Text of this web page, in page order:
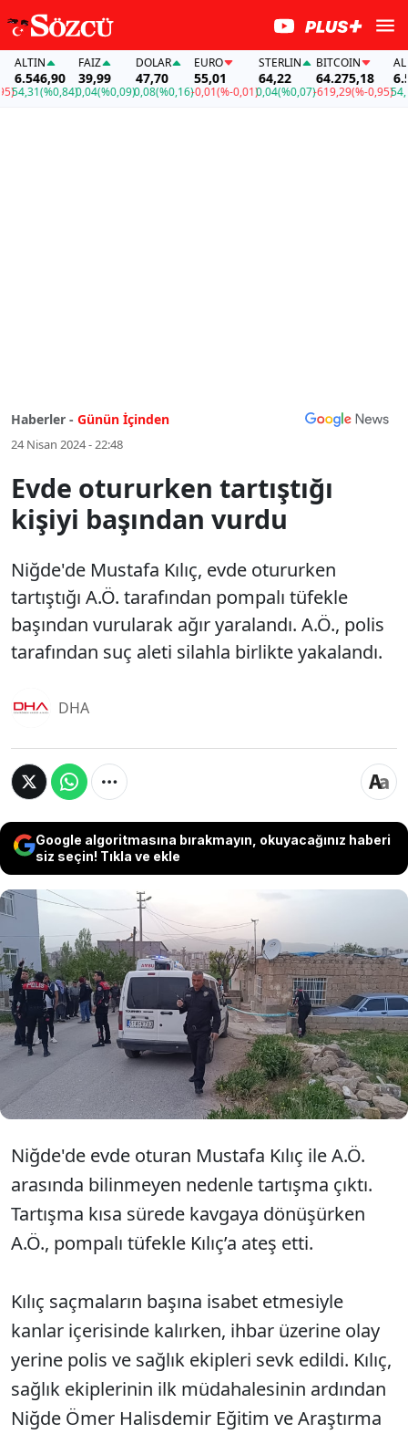
(%0,84)
FAİZ
39,99
0,04(%0,09)
DOLAR
47,70
0,08(%0,16)
EURO
55,01
-0,01(%-0,01)
STERLIN
64,22
0,04(%0,07)
BITCOIN
64.275,18
-619,29(%-0,95)
ALTIN
54,31
Haberler - Günün İçinden
24 Nisan 2024 - 22:48
Evde otururken tartıştığı
kişiyi başından vurdu
Niğde'de Mustafa Kılıç, evde otururken
tartıştığı A.Ö. tarafından pompalı tüfekle
başından vurularak ağır yaralandı. A.Ö., polis
tarafından suç aleti silahla birlikte yakalandı.
DHA
Google algoritmasına bırakmayın, okuyacağınız haberi
siz seçin! Tıkla ve ekle
Niğde'de Mustafa Kılıç, evde otururken
tartıştığı A.Ö. tarafından pompalı tüfekle
başından vurularak ağır yaralandı. A.Ö.,
polis tarafından suç aleti silahla birlikte
yakalandı.
Niğde'de evde oturan Mustafa Kılıç ile A.Ö.
arasında bilinmeyen nedenle tartışma çıktı.
Tartışma kısa sürede kavgaya dönüşürken
A.Ö., pompalı tüfekle Kılıç’a ateş etti.
Kılıç saçmaların başına isabet etmesiyle
kanlar içerisinde kalırken, ihbar üzerine olay
yerine polis ve sağlık ekipleri sevk edildi. Kılıç,
sağlık ekiplerinin ilk müdahalesinin ardından
Niğde Ömer Halisdemir Eğitim ve Araştırma